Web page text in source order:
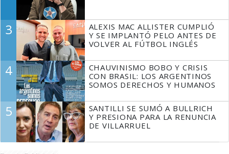
3
ALEXIS MAC ALLISTER CUMPLIÓ
Y SE IMPLANTÓ PELO ANTES DE
VOLVER AL FÚTBOL INGLÉS
4
CHAUVINISMO BOBO Y CRISIS
CON BRASIL: LOS ARGENTINOS
SOMOS DERECHOS Y HUMANOS
5
SANTILLI SE SUMÓ A BULLRICH
Y PRESIONA PARA LA RENUNCIA
DE VILLARRUEL